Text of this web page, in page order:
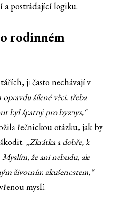
a postrádající logiku.
rodinném
ji často nechávají v
opravdu šílené věci, třeba
byl špatný pro byznys,“
řečnickou otázku, jak by
„Zkrátka a dobře, k
že ani nebudu, ale
životním zkušenostem,“
myslí.